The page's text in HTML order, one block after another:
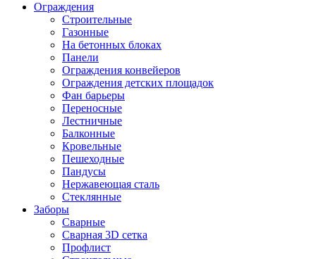
Ограждения
Строительные
Газонные
На бетонных блоках
Панели
Ограждения конвейеров
Ограждения детских площадок
Фан барьеры
Переносные
Лестничные
Балконные
Кровельные
Пешеходные
Пандусы
Нержавеющая сталь
Стеклянные
Заборы
Сварные
Сварная 3D сетка
Профлист